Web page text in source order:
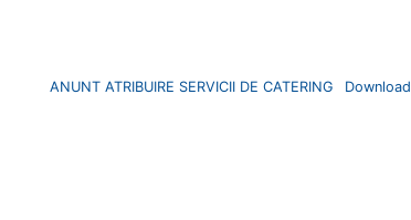
ANUNT ATRIBUIRE SERVICII DE CATERING Download